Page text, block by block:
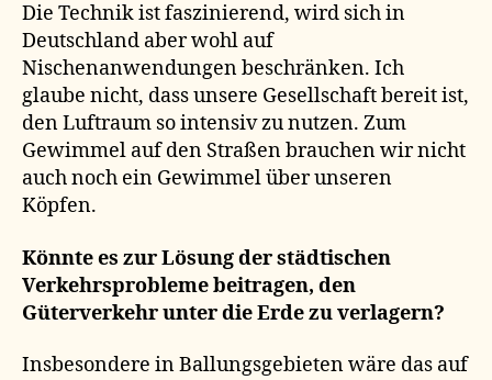
Die Technik ist faszinierend, wird sich in
Deutschland aber wohl auf
Nischenanwendungen beschränken. Ich
glaube nicht, dass unsere Gesellschaft bereit ist,
den Luftraum so intensiv zu nutzen. Zum
Gewimmel auf den Straßen brauchen wir nicht
auch noch ein Gewimmel über unseren
Köpfen.
Könnte es zur Lösung der städtischen
Verkehrsprobleme beitragen, den
Güterverkehr unter die Erde zu verlagern?
Insbesondere in Ballungsgebieten wäre das auf